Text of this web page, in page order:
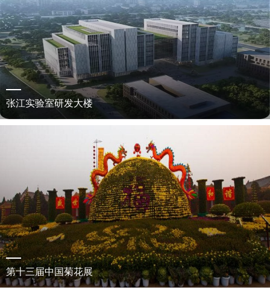
张江实验室研发大楼
第十三届中国菊花展